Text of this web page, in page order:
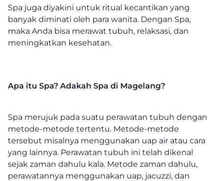
Spa juga diyakini untuk ritual kecantikan yang
banyak diminati oleh para wanita. Dengan Spa,
maka Anda bisa merawat tubuh, relaksasi, dan
meningkatkan kesehatan.
Apa itu Spa? Adakah Spa di Magelang?
Spa merujuk pada suatu perawatan tubuh dengan
metode-metode tertentu. Metode-metode
tersebut misalnya menggunakan uap air atau cara
yang lainnya. Perawatan tubuh ini telah dikenal
sejak zaman dahulu kala. Metode zaman dahulu,
perawatannya menggunakan uap, jacuzzi, dan